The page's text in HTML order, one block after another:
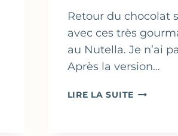
Retour du chocolat
avec ces très
au Nutella. Je n’ai
Après la version…
LIRE LA SUITE TRUFFES